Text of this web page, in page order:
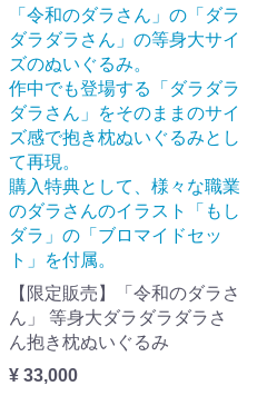
「令和のダラさん」の「ダラ
ダラダラさん」の等身大サイ
ズのぬいぐるみ。
作中でも登場する「ダラダラ
ダラさん」をそのままのサイ
ズ感で抱き枕ぬいぐるみとし
て再現。
購入特典として、様々な職業
のダラさんのイラスト「もし
ダラ」の「ブロマイドセッ
ト」を付属。
【限定販売】「令和のダラさ
ん」 等身大ダラダラダラさ
ん抱き枕ぬいぐるみ
¥ 33,000